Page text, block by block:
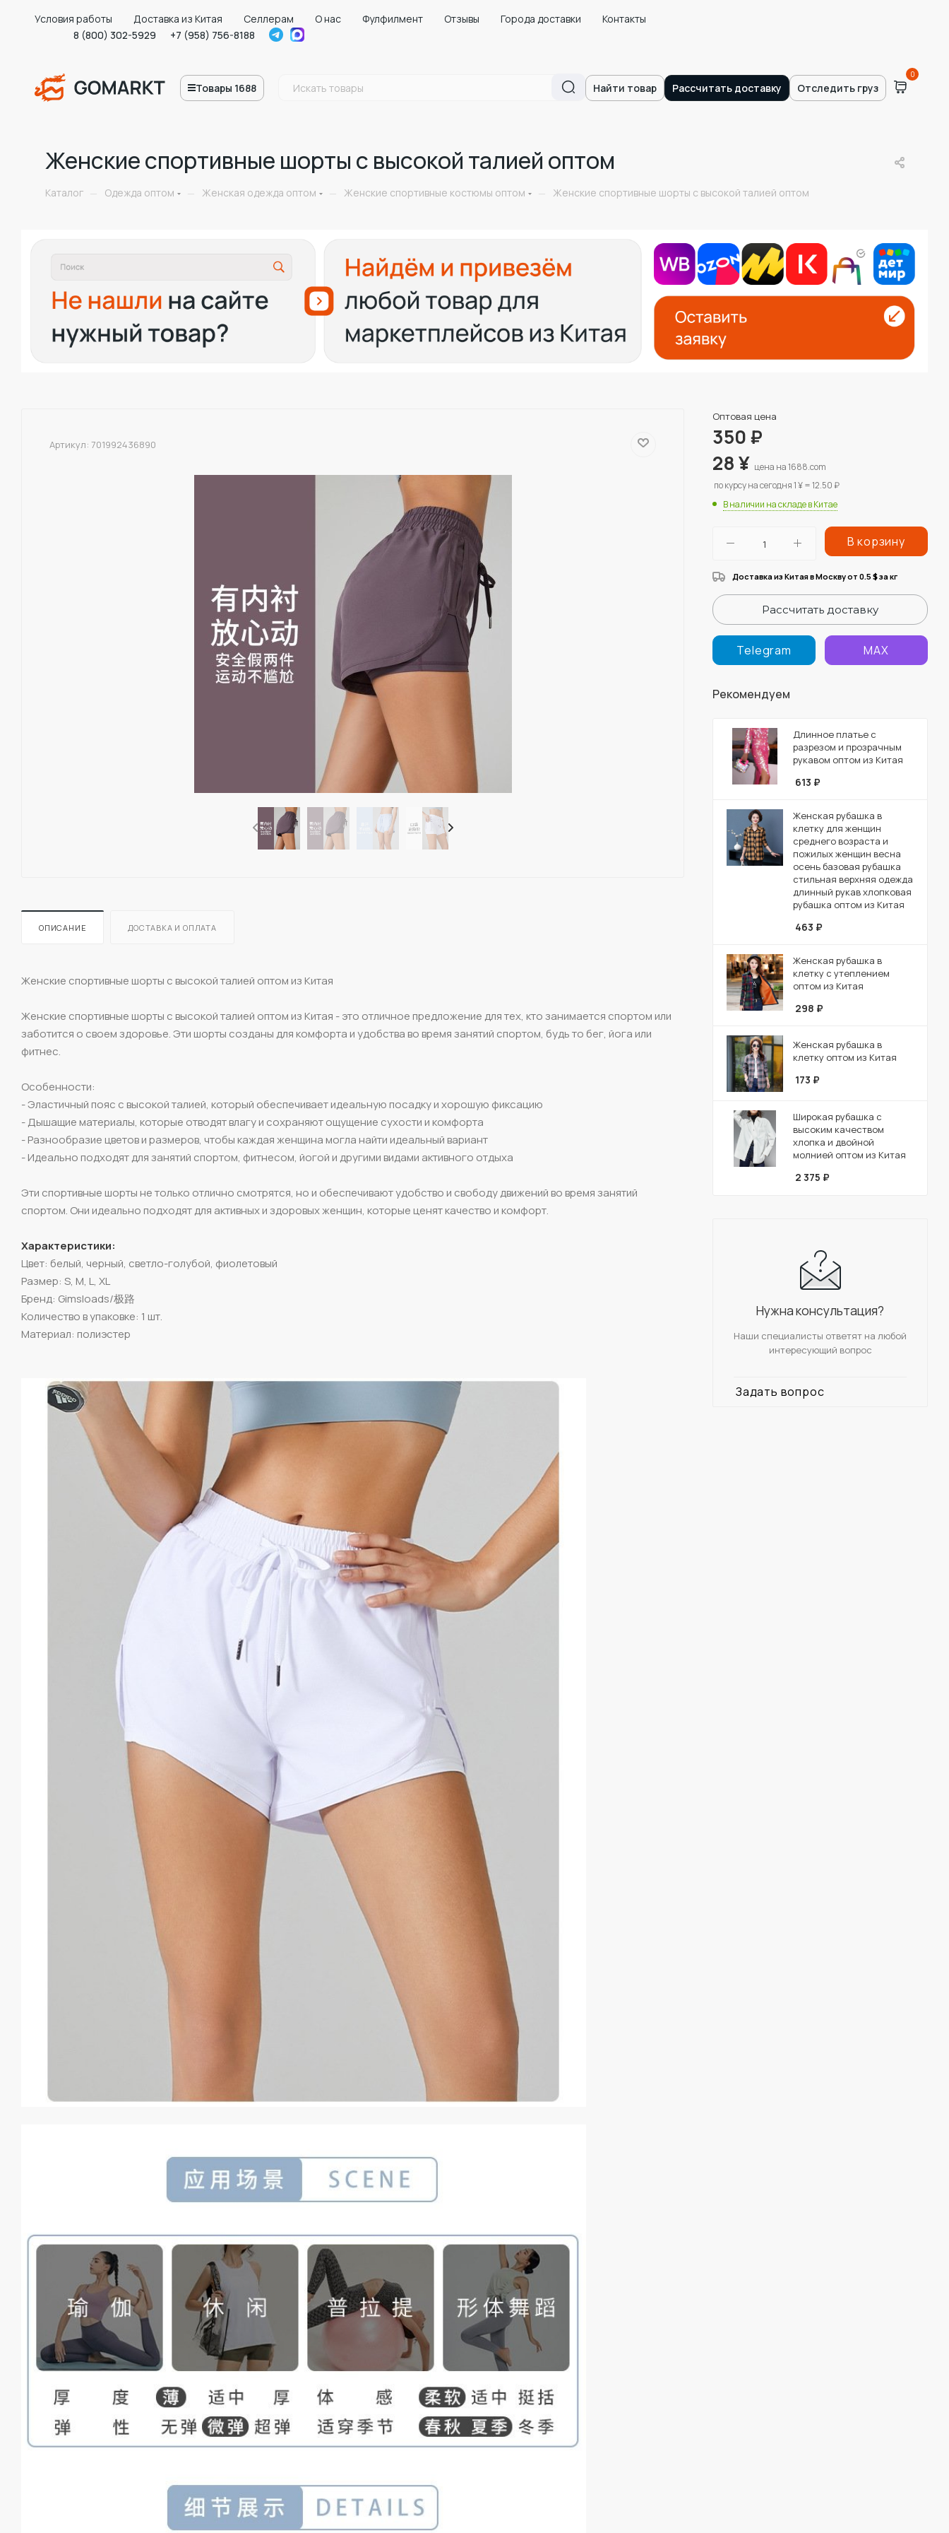
Условия работы Доставка из Китая Селлерам О нас Фулфилмент Отзывы Города доставки
Контакты
8 (800) 302-5929
+7 (958) 756-8188
Товары 1688 Найти товар Рассчитать доставку Отследить груз
0
Женские спортивные шорты с высокой талией оптом
Каталог — Одежда оптом — Женская одежда оптом — Женские спортивные костюмы оптом — Женские спортивные шорты с высокой талией оптом
Артикул: 701992436890
ОПИСАНИЕ ДОСТАВКА И ОПЛАТА
Женские спортивные шорты с высокой талией оптом из Китая
Женские спортивные шорты с высокой талией оптом из Китая - это отличное предложение для тех, кто занимается спортом или
заботится о своем здоровье. Эти шорты созданы для комфорта и удобства во время занятий спортом, будь то бег, йога или
фитнес.
Особенности:
- Эластичный пояс с высокой талией, который обеспечивает идеальную посадку и хорошую фиксацию
- Дышащие материалы, которые отводят влагу и сохраняют ощущение сухости и комфорта
- Разнообразие цветов и размеров, чтобы каждая женщина могла найти идеальный вариант
- Идеально подходят для занятий спортом, фитнесом, йогой и другими видами активного отдыха
Эти спортивные шорты не только отлично смотрятся, но и обеспечивают удобство и свободу движений во время занятий
спортом. Они идеально подходят для активных и здоровых женщин, которые ценят качество и комфорт.
Характеристики:
Цвет: белый, черный, светло-голубой, фиолетовый
Размер: S, M, L, XL
Бренд: Gimsloads/极路
Количество в упаковке: 1 шт.
Материал: полиэстер
Оптовая цена
350₽
28¥ цена на 1688.com
по курсу на сегодня 1 ¥ = 12.50 ₽
В наличии на складе в Китае
В корзину
Доставка из Китая в Москву от 0.5 $за кг
Рассчитать доставку
Telegram MAX
Рекомендуем
Длинное платье с
разрезом и прозрачным
рукавом оптом из Китая
613 ₽
Женская рубашка в
клетку для женщин
среднего возраста и
пожилых женщин весна
осень базовая рубашка
стильная верхняя одежда
длинный рукав хлопковая
рубашка оптом из Китая
463 ₽
Женская рубашка в
клетку с утеплением
оптом из Китая
298 ₽
Женская рубашка в
клетку оптом из Китая
173 ₽
Широкая рубашка с
высоким качеством
хлопка и двойной
молнией оптом из Китая
2 375 ₽
Нужна консультация?
Наши специалисты ответят на любой
интересующий вопрос
Задать вопрос